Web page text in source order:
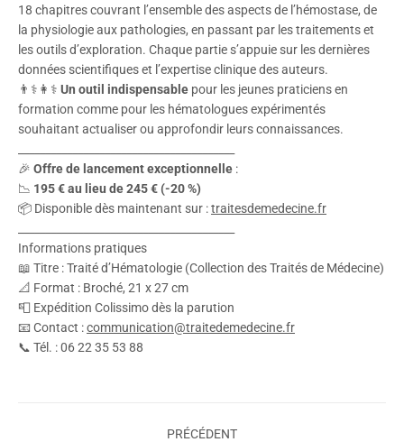
18 chapitres couvrant l’ensemble des aspects de l’hémostase, de
la physiologie aux pathologies, en passant par les traitements et
les outils d’exploration. Chaque partie s’appuie sur les dernières
données scientifiques et l’expertise clinique des auteurs.
👨⚕️👩⚕️ Un outil indispensable pour les jeunes praticiens en
formation comme pour les hématologues expérimentés
souhaitant actualiser ou approfondir leurs connaissances.
🎉 Offre de lancement exceptionnelle :
📉 195 € au lieu de 245 € (-20 %)
📦 Disponible dès maintenant sur :traitesdemedecine.fr
Informations pratiques
📖 Titre : Traité d’Hématologie (Collection des Traités de Médecine)
📐 Format : Broché, 21 x 27 cm
📮 Expédition Colissimo dès la parution
📧 Contact :communication@traitedemedecine.fr
📞 Tél. : 06 22 35 53 88
PRÉCÉDENT